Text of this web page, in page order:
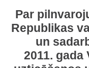
Par
Republikas
un
2011. gada